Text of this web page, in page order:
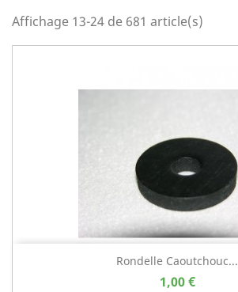
Affichage 13-24 de 681 article(s)
Rondelle Caoutchouc...
1,00 €